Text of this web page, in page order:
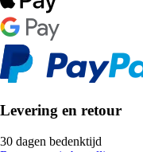
Levering en retour
30 dagen bedenktijd